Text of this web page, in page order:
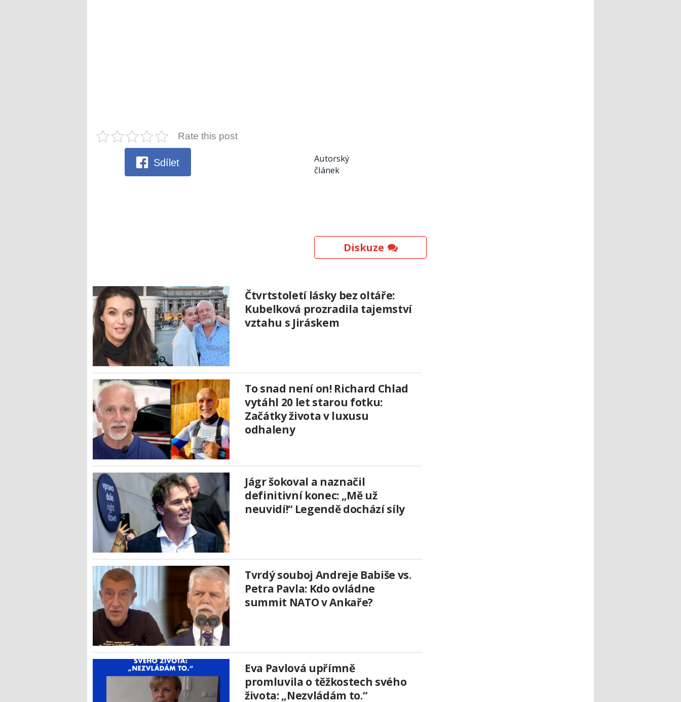
Rate this post
Sdílet
Autorský
článek
Diskuze
Čtvrtstoletí lásky bez oltáře:
Kubelková prozradila tajemství
vztahu s Jiráskem
To snad není on! Richard Chlad
vytáhl 20 let starou fotku:
Začátky života v luxusu
odhaleny
Jágr šokoval a naznačil
definitivní konec: „Mě už
neuvidí!“ Legendě dochází síly
Tvrdý souboj Andreje Babiše vs.
Petra Pavla: Kdo ovládne
summit NATO v Ankaře?
Eva Pavlová upřímně
promluvila o těžkostech svého
života: „Nezvládám to.“